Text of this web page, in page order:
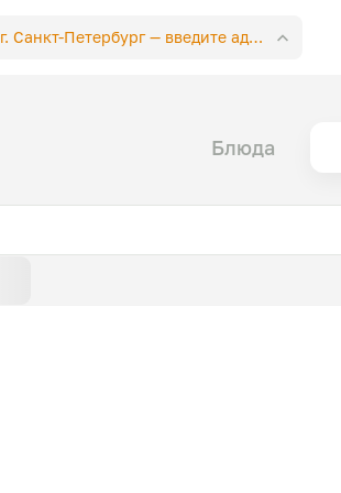
г. Санкт-Петербург —введите адрес
Блюда